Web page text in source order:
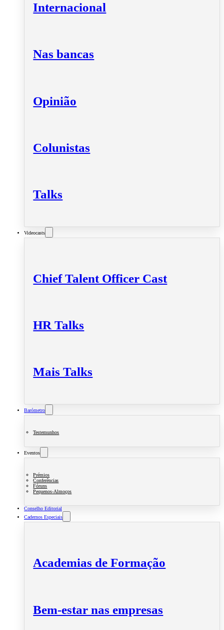
Internacional
Nas bancas
Opinião
Colunistas
Talks
Videocasts
Chief Talent Officer Cast
HR Talks
Mais Talks
Barómetro
Testemunhos
Eventos
Prémios
Conferências
Fóruns
Pequenos-Almoços
Conselho Editorial
Cadernos Especiais
Academias de Formação
Bem-estar nas empresas